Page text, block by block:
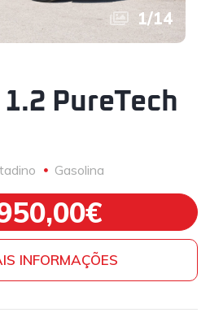
1/14
PureTech
Gasolina
INFORMAÇÕES